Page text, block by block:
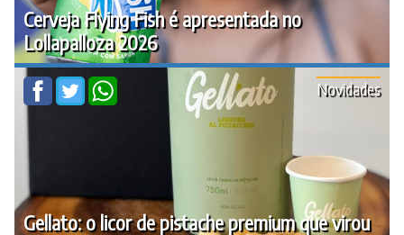
Cerveja Flying Fish é apresentada no
Lollapalloza 2026
Gellato: o licor de pistache premium que virou
Novidades